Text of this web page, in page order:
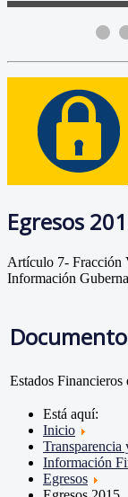
Egresos
Artículo 7- Fracción
Información
Estados Financieros
Está aquí:
Inicio
Transparencia
Información
Egresos